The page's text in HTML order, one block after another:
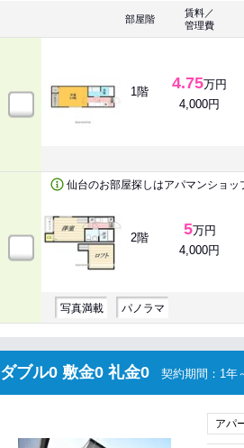
部屋階
賃料／
管理費
1階 4.75万円
4,000円
仙台のお部屋探しはアパマンショッ
2階 5万円
4,000円
写真満載 パノラマ
ダブル0 敷金0 礼金0 契約期間：1年
アパ